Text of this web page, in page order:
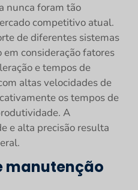
nunca foram tão
competitivo atual.
de diferentes sistemas
consideração fatores
e tempos de
altas velocidades de
os tempos de
A
e alta precisão resulta
manutenção